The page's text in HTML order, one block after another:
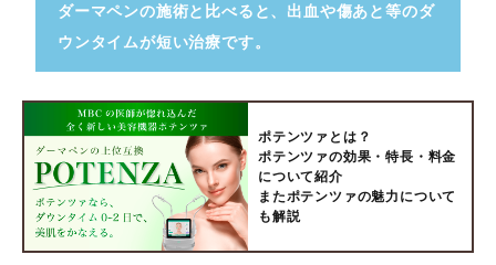
ダーマペンの施術と比べると、出血や傷あと等のダ
ウンタイムが短い治療です。
ポテンツァとは？
ポテンツァの効果・特長・料金
について紹介
またポテンツァの魅力について
も解説